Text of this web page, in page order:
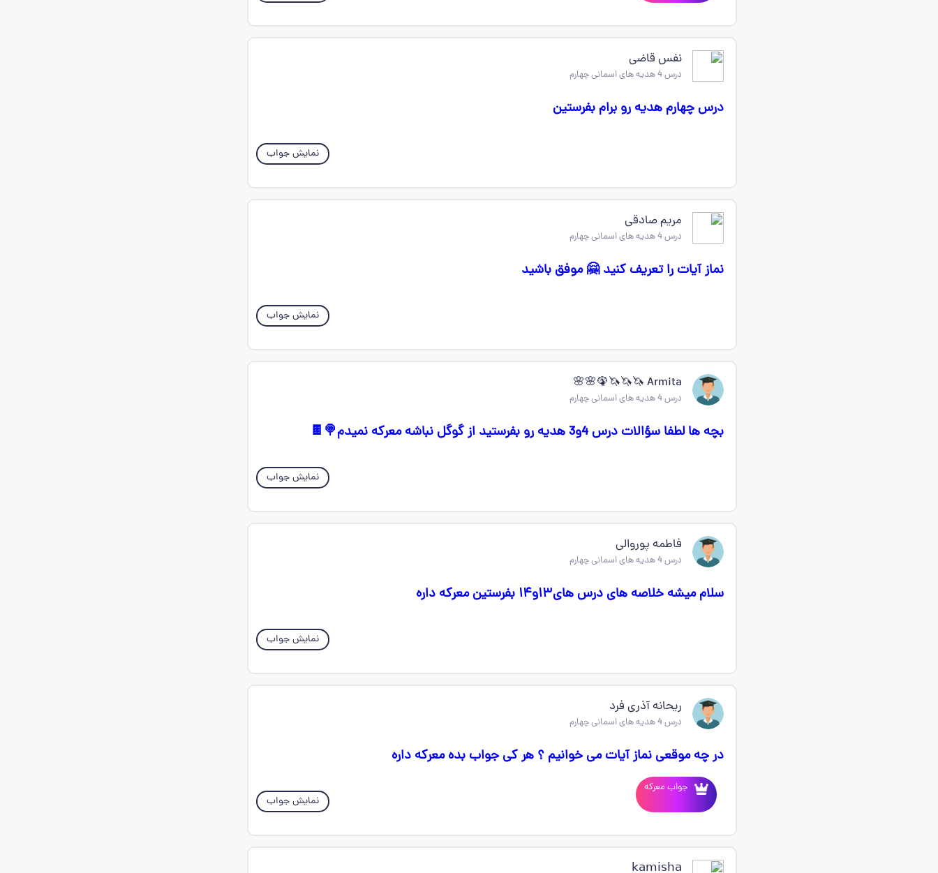
نفس قاضی
درس 4 هدیه های اسمانی چهارم
درس چهارم هدیه رو برام بفرستین
نمایش جواب
مریم صادقی
درس 4 هدیه های اسمانی چهارم
نماز آیات را تعریف کنید 🤗 موفق باشید
نمایش جواب
Armita 🦄🦄🦄🦚🌸🌸
درس 4 هدیه های اسمانی چهارم
بچه ها لطفا سؤالات درس 4و3 هدیه رو بفرستید از گوگل نباشه معرکه نمیدم🍭🍫
نمایش جواب
فاطمه پوروالی
درس 4 هدیه های اسمانی چهارم
سلام میشه خلاصه های درس های۱۳و۱۴ بفرستین معرکه داره
نمایش جواب
ریحانه آذری فرد
درس 4 هدیه های اسمانی چهارم
در چه موقعی نماز آیات می خوانیم ؟ هر کی جواب بده معرکه داره
جواب معرکه
نمایش جواب
𝗄︎𝖺𝗆︎𝗂𝗌𝗁︎𝖺